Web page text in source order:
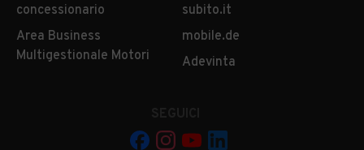
concessionario
Area Business
Multigestionale Motori
subito.it
mobile.de
Adevinta